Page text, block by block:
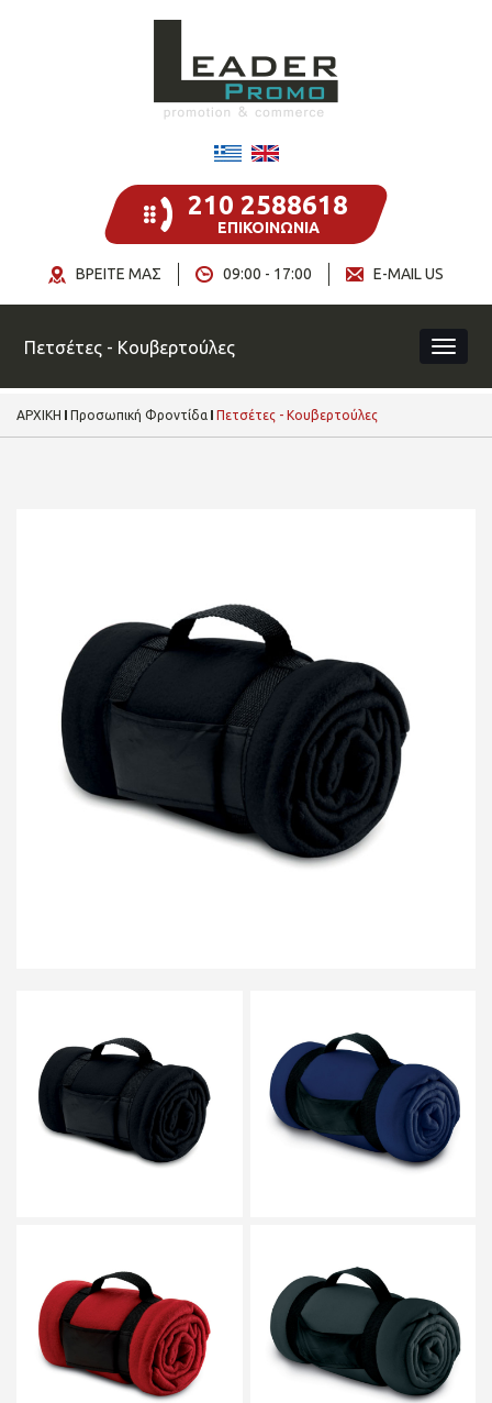
210 2588618
ΕΠΙΚΟΙΝΩΝΙΑ
E-MAIL US
09:00 - 17:00
ΒΡΕΙΤΕ ΜΑΣ
Πετσέτες - Κουβερτούλες
ΑΡΧΙΚΗ Προσωπική Φροντίδα Πετσέτες - Κουβερτούλες